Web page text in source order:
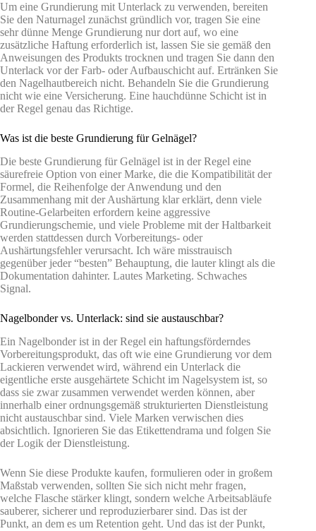
Um eine Grundierung mit Unterlack zu verwenden, bereiten
Sie den Naturnagel zunächst gründlich vor, tragen Sie eine
sehr dünne Menge Grundierung nur dort auf, wo eine
zusätzliche Haftung erforderlich ist, lassen Sie sie gemäß den
Anweisungen des Produkts trocknen und tragen Sie dann den
Unterlack vor der Farb- oder Aufbauschicht auf. Ertränken Sie
den Nagelhautbereich nicht. Behandeln Sie die Grundierung
nicht wie eine Versicherung. Eine hauchdünne Schicht ist in
der Regel genau das Richtige.
Was ist die beste Grundierung für Gelnägel?
Die beste Grundierung für Gelnägel ist in der Regel eine
säurefreie Option von einer Marke, die die Kompatibilität der
Formel, die Reihenfolge der Anwendung und den
Zusammenhang mit der Aushärtung klar erklärt, denn viele
Routine-Gelarbeiten erfordern keine aggressive
Grundierungschemie, und viele Probleme mit der Haltbarkeit
werden stattdessen durch Vorbereitungs- oder
Aushärtungsfehler verursacht. Ich wäre misstrauisch
gegenüber jeder “besten” Behauptung, die lauter klingt als die
Dokumentation dahinter. Lautes Marketing. Schwaches
Signal.
Nagelbonder vs. Unterlack: sind sie austauschbar?
Ein Nagelbonder ist in der Regel ein haftungsförderndes
Vorbereitungsprodukt, das oft wie eine Grundierung vor dem
Lackieren verwendet wird, während ein Unterlack die
eigentliche erste ausgehärtete Schicht im Nagelsystem ist, so
dass sie zwar zusammen verwendet werden können, aber
innerhalb einer ordnungsgemäß strukturierten Dienstleistung
nicht austauschbar sind. Viele Marken verwischen dies
absichtlich. Ignorieren Sie das Etikettendrama und folgen Sie
der Logik der Dienstleistung.
Wenn Sie diese Produkte kaufen, formulieren oder in großem
Maßstab verwenden, sollten Sie sich nicht mehr fragen,
welche Flasche stärker klingt, sondern welche Arbeitsabläufe
sauberer, sicherer und reproduzierbarer sind. Das ist der
Punkt, an dem es um Retention geht. Und das ist der Punkt,